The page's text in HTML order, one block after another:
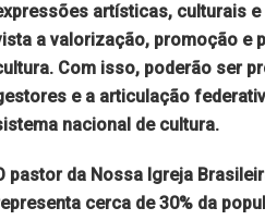
artísticas, culturais
a valorização, promoção e
Com isso, poderão ser
e a articulação
nacional de cultura.
pastor da Nossa Igreja
cerca de 30% da